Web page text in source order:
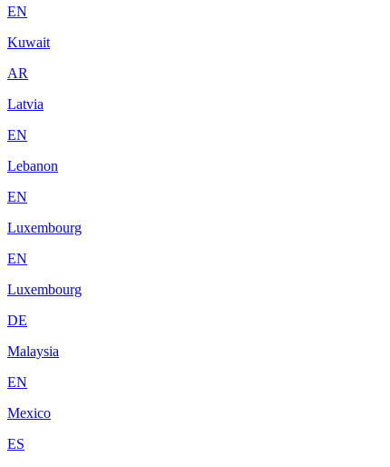
EN
Kuwait
AR
Latvia
EN
Lebanon
EN
Luxembourg
EN
Luxembourg
DE
Malaysia
EN
Mexico
ES